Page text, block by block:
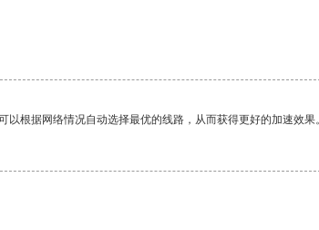
根据网络情况自动选择最优的线路，从而获得更好的加速效果。